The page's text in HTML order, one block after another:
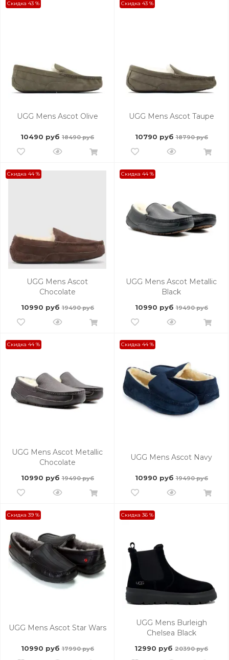
Скидка 43 %
UGG Mens Ascot Olive
10490 руб 18490 руб
Скидка 43 %
UGG Mens Ascot Taupe
10790 руб 18790 руб
Скидка 44 %
UGG Mens Ascot
Chocolate
10990 руб 19490 руб
Скидка 44 %
UGG Mens Ascot Metallic
Black
10990 руб 19490 руб
Скидка 44 %
UGG Mens Ascot Metallic
Chocolate
10990 руб 19490 руб
Скидка 44 %
UGG Mens Ascot Navy
10990 руб 19490 руб
Скидка 39 %
UGG Mens Ascot Star Wars
10990 руб 17990 руб
Скидка 36 %
UGG Mens Burleigh
Chelsea Black
12990 руб 20390 руб